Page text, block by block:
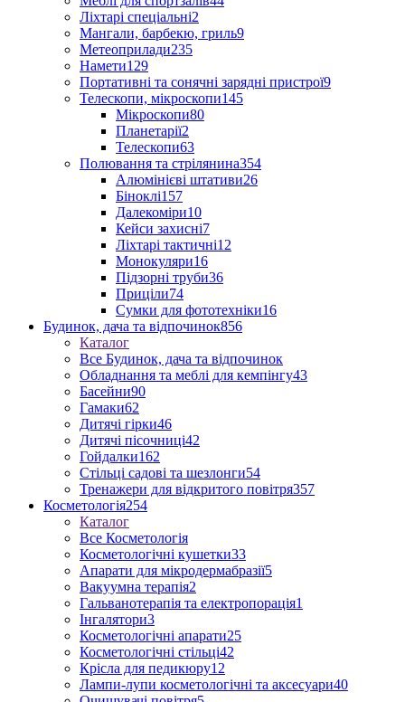
Ліхтарі спеціальні2
Мангали, барбекю, гриль9
Метеоприлади235
Намети129
Портативні та сонячні зарядні пристрої9
Телескопи, мікроскопи145
Мікроскопи80
Планетарії2
Телескопи63
Полювання та стрілянина354
Алюмінієві штативи26
Біноклі157
Далекоміри10
Кейси захисні7
Ліхтарі тактичні12
Монокуляри16
Підзорні труби36
Приціли74
Сумки для фототехніки16
Будинок, дача та відпочинок856
Каталог
Все Будинок, дача та відпочинок
Обладнання та меблі для кемпінгу43
Басейни90
Гамаки62
Дитячі гірки46
Дитячі пісочниці42
Гойдалки162
Стільці садові та шезлонги54
Тренажери для відкритого повітря357
Косметологія254
Каталог
Все Косметологія
Косметологічні кушетки33
Апарати для мікродермабразії5
Вакуумна терапія2
Гальванотерапія та електропорація1
Інгалятори3
Косметологічні апарати25
Косметологічні стільці42
Крісла для педикюру12
Лампи-лупи косметологічні та аксесуари40